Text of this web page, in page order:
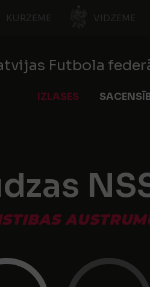
KURZEME VIDZEME
Futbola
IZLASES